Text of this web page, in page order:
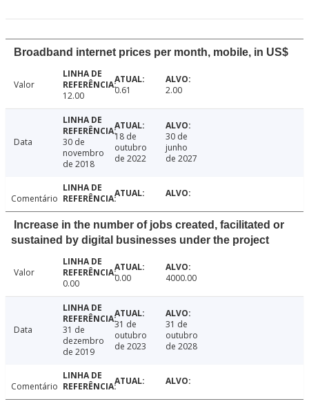
Broadband internet prices per month, mobile, in US$
Valor
12.00
0.61 2.00
Data
30 de
novembro
de 2018
18 de
outubro
de 2022
30 de
junho
de 2027
Comentário
Increase in the number of jobs created, facilitated or
sustained by digital businesses under the project
Valor
0.00
0.00 4000.00
Data
31 de
dezembro
de 2019
31 de
outubro
de 2023
31 de
outubro
de 2028
Comentário